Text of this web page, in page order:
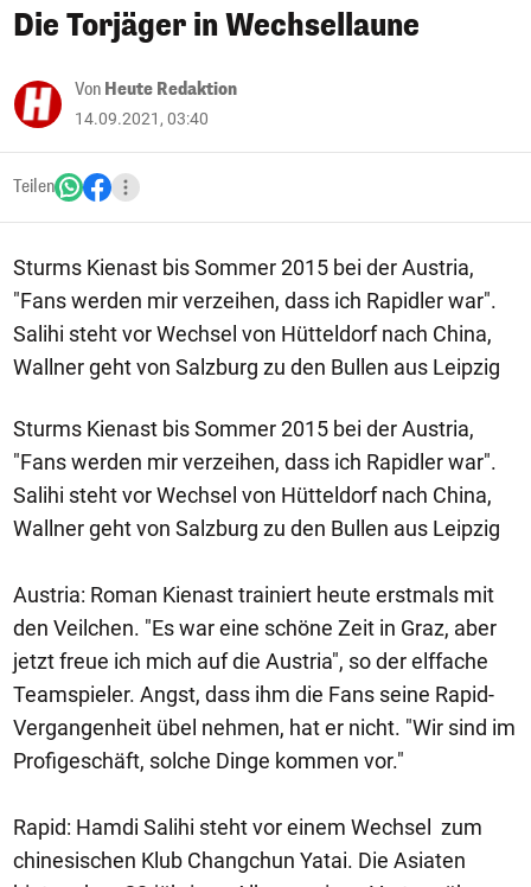
Die Torjäger in Wechsellaune
Von Heute Redaktion
14.09.2021, 03:40
Teilen
Sturms Kienast bis Sommer 2015 bei der Austria,
"Fans werden mir verzeihen, dass ich Rapidler war".
Salihi steht vor Wechsel von Hütteldorf nach China,
Wallner geht von Salzburg zu den Bullen aus Leipzig
Sturms Kienast bis Sommer 2015 bei der Austria,
"Fans werden mir verzeihen, dass ich Rapidler war".
Salihi steht vor Wechsel von Hütteldorf nach China,
Wallner geht von Salzburg zu den Bullen aus Leipzig
Austria: Roman Kienast trainiert heute erstmals mit
den Veilchen. "Es war eine schöne Zeit in Graz, aber
jetzt freue ich mich auf die Austria", so der elffache
Teamspieler. Angst, dass ihm die Fans seine Rapid-
Vergangenheit übel nehmen, hat er nicht. "Wir sind im
Profigeschäft, solche Dinge kommen vor."
Rapid: Hamdi Salihi steht vor einem Wechsel zum
chinesischen Klub Changchun Yatai. Die Asiaten